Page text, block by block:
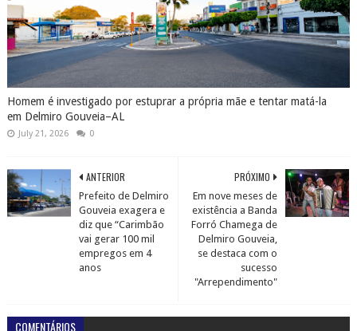
Homem é investigado por estuprar a própria mãe e tentar matá-la
em Delmiro Gouveia–AL
July 21, 2026 0
PRÓXIMO
Em nove meses de
existência a Banda
Forró Chamega de
Delmiro Gouveia,
se destaca com o
sucesso
"Arrependimento"
ANTERIOR
Prefeito de Delmiro
Gouveia exagera e
diz que “Carimbão
vai gerar 100 mil
empregos em 4
anos
COMENTÁRIOS